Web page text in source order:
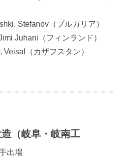
Stefanov（ブルガリア）
Juhani（フィンランド）
（カザフスタン）
－－－－－－－－－－－－－－
（岐阜・岐南工
出場